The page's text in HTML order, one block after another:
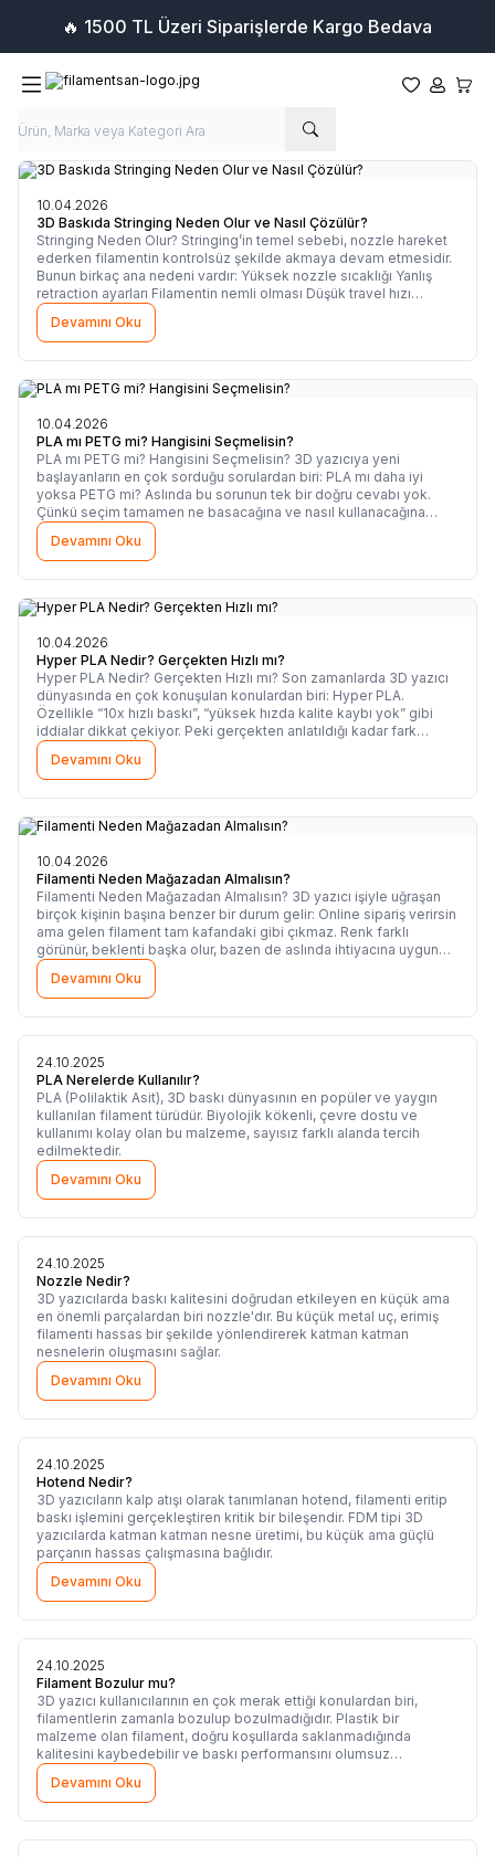
🔥 1500 TL Üzeri Siparişlerde Kargo Bedava
Favorilerim
Hesabım
10.04.2026
3D Baskıda Stringing Neden Olur ve Nasıl Çözülür?
Stringing Neden Olur? Stringing’in temel sebebi, nozzle hareket
ederken filamentin kontrolsüz şekilde akmaya devam etmesidir.
Bunun birkaç ana nedeni vardır: Yüksek nozzle sıcaklığı Yanlış
retraction ayarları Filamentin nemli olması Düşük travel hızı
Kalitesiz veya stabil olmayan filament
Devamını Oku
10.04.2026
PLA mı PETG mi? Hangisini Seçmelisin?
PLA mı PETG mi? Hangisini Seçmelisin? 3D yazıcıya yeni
başlayanların en çok sorduğu sorulardan biri: PLA mı daha iyi
yoksa PETG mi? Aslında bu sorunun tek bir doğru cevabı yok.
Çünkü seçim tamamen ne basacağına ve nasıl kullanacağına
bağlı. Gel olayı net ve anlaşılır şekilde anlatalım.
Devamını Oku
10.04.2026
Hyper PLA Nedir? Gerçekten Hızlı mı?
Hyper PLA Nedir? Gerçekten Hızlı mı? Son zamanlarda 3D yazıcı
dünyasında en çok konuşulan konulardan biri: Hyper PLA.
Özellikle “10x hızlı baskı”, “yüksek hızda kalite kaybı yok” gibi
iddialar dikkat çekiyor. Peki gerçekten anlatıldığı kadar fark
yaratıyor mu, yoksa sadece pazarlama mı? Gel net şekilde
anlatalım.
Devamını Oku
10.04.2026
Filamenti Neden Mağazadan Almalısın?
Filamenti Neden Mağazadan Almalısın? 3D yazıcı işiyle uğraşan
birçok kişinin başına benzer bir durum gelir: Online sipariş verirsin
ama gelen filament tam kafandaki gibi çıkmaz. Renk farklı
görünür, beklenti başka olur, bazen de aslında ihtiyacına uygun
olmayan bir ürün seçmiş olursun. İşte tam bu yüzden bazı ürünleri
sadece ekranda görmek yetmez. Filamenti mağazada
incelemek, doğru ürünü seçmek açısından ciddi avantaj sağlar.
Devamını Oku
24.10.2025
PLA Nerelerde Kullanılır?
PLA (Polilaktik Asit), 3D baskı dünyasının en popüler ve yaygın
kullanılan filament türüdür. Biyolojik kökenli, çevre dostu ve
kullanımı kolay olan bu malzeme, sayısız farklı alanda tercih
edilmektedir.
Devamını Oku
24.10.2025
Nozzle Nedir?
3D yazıcılarda baskı kalitesini doğrudan etkileyen en küçük ama
en önemli parçalardan biri nozzle'dır. Bu küçük metal uç, erimiş
filamenti hassas bir şekilde yönlendirerek katman katman
nesnelerin oluşmasını sağlar.
Devamını Oku
24.10.2025
Hotend Nedir?
3D yazıcıların kalp atışı olarak tanımlanan hotend, filamenti eritip
baskı işlemini gerçekleştiren kritik bir bileşendir. FDM tipi 3D
yazıcılarda katman katman nesne üretimi, bu küçük ama güçlü
parçanın hassas çalışmasına bağlıdır.
Devamını Oku
24.10.2025
Filament Bozulur mu?
3D yazıcı kullanıcılarının en çok merak ettiği konulardan biri,
filamentlerin zamanla bozulup bozulmadığıdır. Plastik bir
malzeme olan filament, doğru koşullarda saklanmadığında
kalitesini kaybedebilir ve baskı performansını olumsuz
etkileyebilir.
Devamını Oku